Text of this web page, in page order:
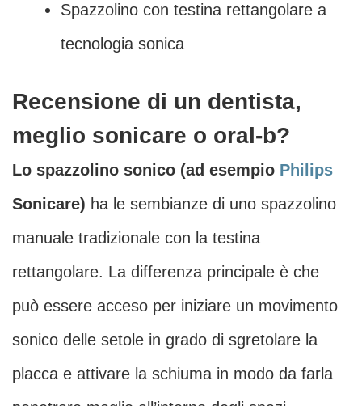
Spazzolino con testina rettangolare a
tecnologia sonica
Recensione di un dentista,
meglio sonicare o oral-b?
Lo spazzolino sonico (ad esempio Philips
Sonicare) ha le sembianze di uno spazzolino
manuale tradizionale con la testina
rettangolare. La differenza principale è che
può essere acceso per iniziare un movimento
sonico delle setole in grado di sgretolare la
placca e attivare la schiuma in modo da farla